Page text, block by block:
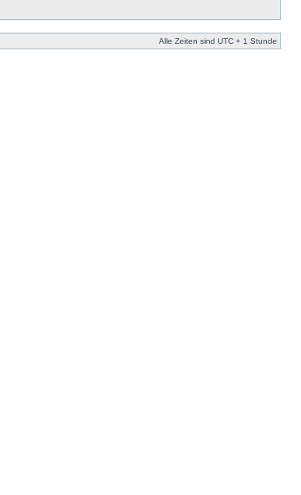
Alle Zeiten sind UTC + 1 Stunde